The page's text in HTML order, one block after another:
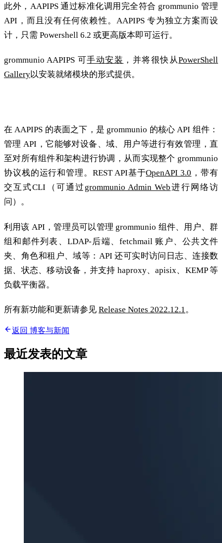
此外，AAPIPS 通过标准化调用完全符合 grommunio 管理
API，而且没有任何依赖性。AAPIPS 专为独立方案而设
计，只需 Powershell 6.2 或更高版本即可运行。
grommunio AAPIPS 可手动安装 ，并将很快从PowerShell
Gallery以安装就绪模块的形式提供。
在 AAPIPS 的表面之下，是 grommunio 的核心 API 组件：
管理 API，它能够对设备、域、用户等进行有效管理，直
至对所有组件和架构进行协调，从而实现整个 grommunio
协议栈的运行和管理。REST API基于OpenAPI 3.0 ，带有
交互式CLI（可通过 grommunio Admin Web进行网络访
问）。
利用该 API，管理员可以管理 grommunio 组件、用户、群
组和邮件列表、LDAP-后端、fetchmail 账户、公共文件
夹、角色和租户、域等：API 还可实时访问日志、连接数
据、状态、移动设备，并支持 haproxy、apisix、KEMP 等
负载平衡器。
所有新功能和更新请参见 Release Notes 2022.12.1。
返回 博客与新闻
最近发表的文章